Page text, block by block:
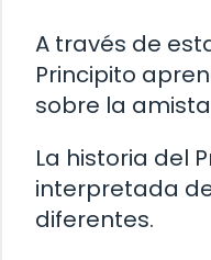
A través de
Principito
sobre la
La historia del
interpretada
diferentes.